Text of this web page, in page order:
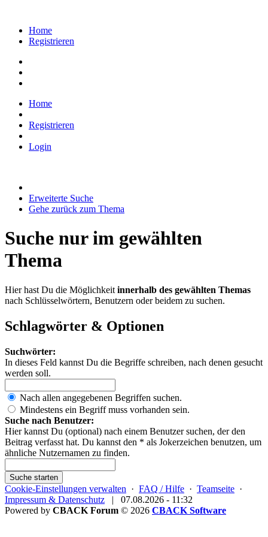
Home
Registrieren
Home
Registrieren
Login
Erweiterte Suche
Gehe zurück zum Thema
Suche nur im gewählten
Thema
Hier hast Du die Möglichkeit innerhalb des gewählten Themas
nach Schlüsselwörtern, Benutzern oder beidem zu suchen.
Schlagwörter & Optionen
Suchwörter:
In dieses Feld kannst Du die Begriffe schreiben, nach denen gesucht
werden soll.
Nach allen angegebenen Begriffen suchen.
Mindestens ein Begriff muss vorhanden sein.
Suche nach Benutzer:
Hier kannst Du (optional) nach einem Benutzer suchen, der den
Beitrag verfasst hat. Du kannst den * als Jokerzeichen benutzen, um
ähnliche Nutzernamen zu finden.
Suche starten
Cookie-Einstellungen verwalten · FAQ / Hilfe · Teamseite ·
Impressum & Datenschutz |
07.08.2026 - 11:32
Powered by CBACK Forum © 2026 CBACK Software